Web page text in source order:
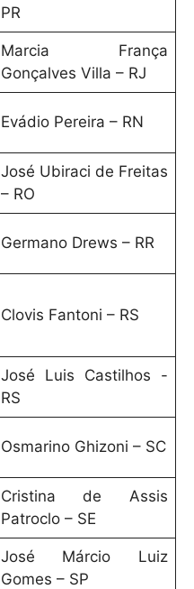
PR
Marcia França
Gonçalves Villa – RJ
Evádio Pereira – RN
José Ubiraci de Freitas
– RO
Germano Drews – RR
Clovis Fantoni – RS
José Luis Castilhos -
RS
Osmarino Ghizoni – SC
Cristina de Assis
Patroclo – SE
José Márcio Luiz
Gomes – SP